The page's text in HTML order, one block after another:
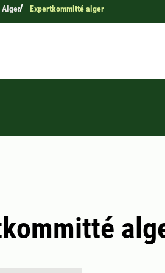
Alger Expertkommitté alger